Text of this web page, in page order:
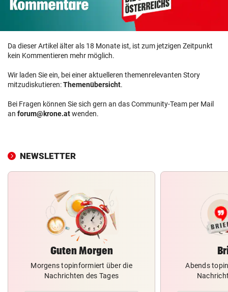
Da dieser Artikel älter als 18 Monate ist, ist zum jetzigen Zeitpunkt
kein Kommentieren mehr möglich.
Wir laden Sie ein, bei einer aktuelleren themenrelevanten Story
mitzudiskutieren:Themenübersicht.
Bei Fragen können Sie sich gern an das Community-Team per Mail
an forum@krone.atwenden.
NEWSLETTER
Guten Morgen
Morgens topinformiert über die
Nachrichten des Tages
Abends